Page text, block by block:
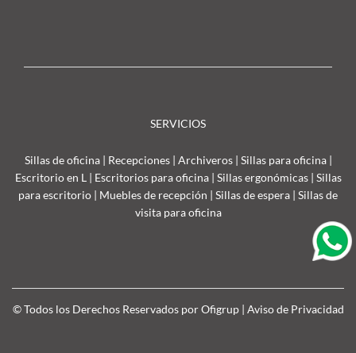
SERVICIOS
Sillas de oficina| Recepciones| Archiveros| Sillas para oficina|
Escritorio en L | Escritorios para oficina| Sillas ergonómicas| Sillas
para escritorio | Muebles de recepción | Sillas de espera | Sillas de
visita para oficina
© Todos los Derechos Reservados por Ofigrup | Aviso de Privacidad